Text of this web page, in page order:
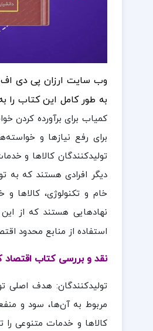
وب سایت ارزان پی دی
به طور کامل این کتاب را
کمیاب برای برآورده کردن
برای رفع نیازها و
تولیدکنندگان کالاها و
دیگر افرادی هستند که به
خام و تکنولوژی، کالاها
نهادهایی هستند که از
استفاده از منابع محدود
نقد و بررسی کتاب اقتصاد
تولیدکنندگان: هدف اصلی
مربوط به آن‌ها، سود و
کالاها و خدمات متنوعی را